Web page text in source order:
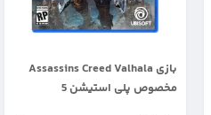
بازی Assassins Creed Valhala
مخصوص پلی استیشن 5